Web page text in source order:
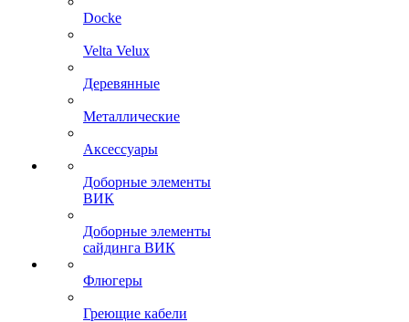
Docke
Velta Velux
Деревянные
Металлические
Аксессуары
Доборные элементы
ВИК
Доборные элементы
сайдинга ВИК
Флюгеры
Греющие кабели